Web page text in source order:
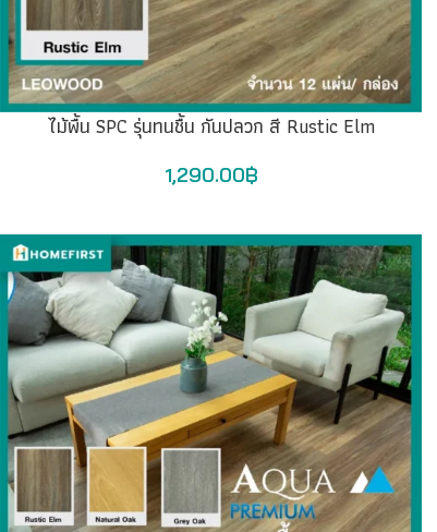
ไม้พื้น SPC รุ่นทนชื้น กันปลวก สี Rustic Elm
1,290.00฿